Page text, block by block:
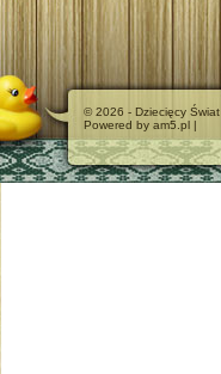
© 2026 - Dziecięcy Świat
Powered by am5.pl |